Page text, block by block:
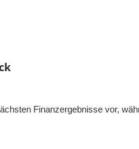
Finanzergebnisse vor,